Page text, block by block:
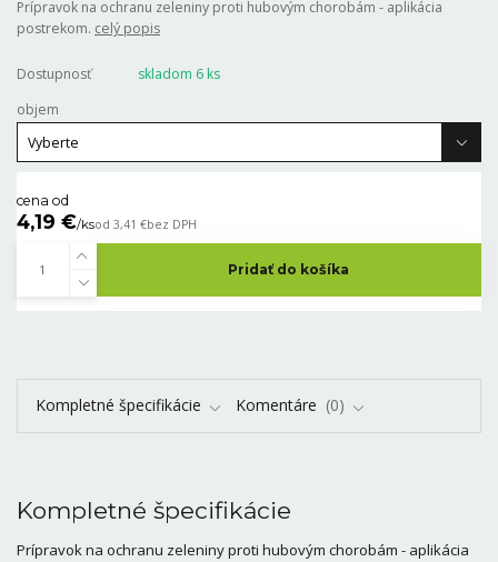
Prípravok na ochranu zeleniny proti hubovým chorobám - aplikácia
postrekom. celý popis
Dostupnosť
skladom 6 ks
objem
cena od
4,19 €/ksod 3,41 €bez DPH
Pridať do košíka
Kompletné špecifikácie Komentáre 0
Kompletné špecifikácie
Prípravok na ochranu zeleniny proti hubovým chorobám - aplikácia